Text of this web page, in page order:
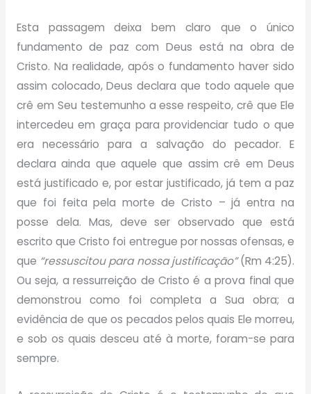
Esta passagem deixa bem claro que o único
fundamento de paz com Deus está na obra de
Cristo. Na realidade, após o fundamento haver sido
assim colocado, Deus declara que todo aquele que
crê em Seu testemunho a esse respeito, crê que Ele
intercedeu em graça para providenciar tudo o que
era necessário para a salvação do pecador. E
declara ainda que aquele que assim crê em Deus
está justificado e, por estar justificado, já tem a paz
que foi feita pela morte de Cristo – já entra na
posse dela. Mas, deve ser observado que está
escrito que Cristo foi entregue por nossas ofensas, e
que “ressuscitou para nossa justificação”(Rm 4:25).
Ou seja, a ressurreição de Cristo é a prova final que
demonstrou como foi completa a Sua obra; a
evidência de que os pecados pelos quais Ele morreu,
e sob os quais desceu até à morte, foram-se para
sempre.